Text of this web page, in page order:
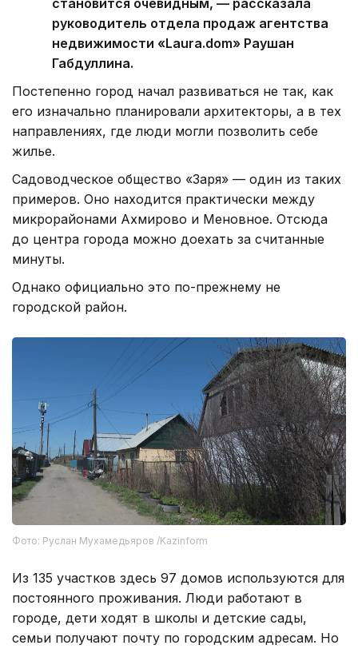
становится очевидным, — рассказала
руководитель отдела продаж агентства
недвижимости «Laura.dom» Раушан
Габдуллина.
Постепенно город начал развиваться не так, как
его изначально планировали архитекторы, а в тех
направлениях, где люди могли позволить себе
жилье.
Садоводческое общество «Заря» — один из таких
примеров. Оно находится практически между
микрорайонами Ахмирово и Меновное. Отсюда
до центра города можно доехать за считанные
минуты.
Однако официально это по-прежнему не
городской район.
Фото: Руслан Мухамедьяров /Kazinform
Из 135 участков здесь 97 домов используются для
постоянного проживания. Люди работают в
городе, дети ходят в школы и детские сады,
семьи получают почту по городским адресам. Но